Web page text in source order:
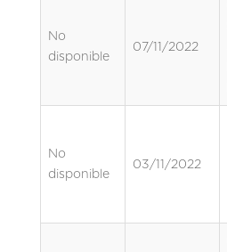
No
disponible
07/11/2022
No
disponible
03/11/2022